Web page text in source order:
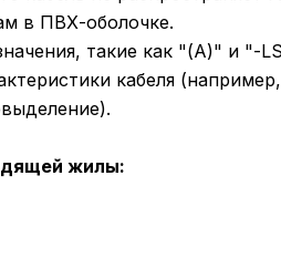
в ПВХ-оболочке.
такие как "(А)" и "-
кабеля
жилы: